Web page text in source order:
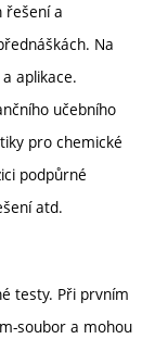
řešení a
Na
aplikace.
učebního
pro chemické
podpůrné
atd.
testy. Při prvním
soubor a mohou